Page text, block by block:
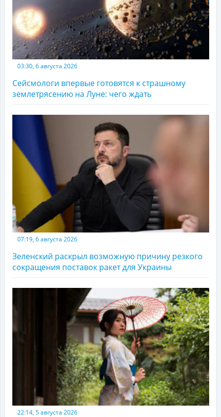
03:30, 6 августа 2026
Сейсмологи впервые готовятся к страшному
землетрясению на Луне: чего ждать
07:19, 6 августа 2026
Зеленский раскрыл возможную причину резкого
сокращения поставок ракет для Украины
22:14, 5 августа 2026